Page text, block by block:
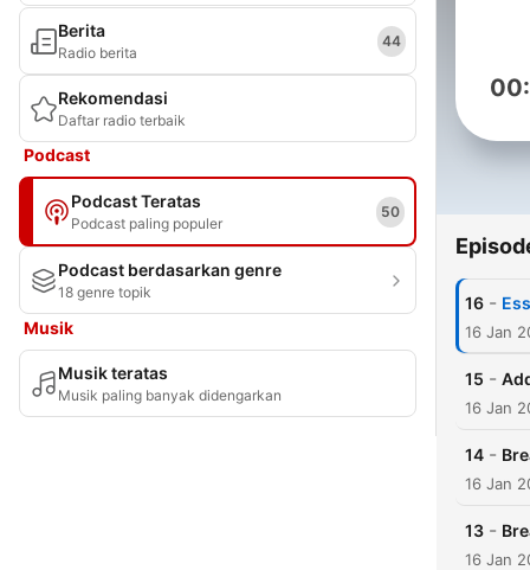
Berita
Radio berita
44
Rekomendasi
Daftar radio terbaik
Podcast
Podcast Teratas
Podcast paling populer
50
Podcast berdasarkan genre
18 genre topik
Musik
Musik teratas
Musik paling banyak didengarkan
16 -
16 Jan
15 -
16 Jan
14 -
16 Jan
13 -
16 Jan